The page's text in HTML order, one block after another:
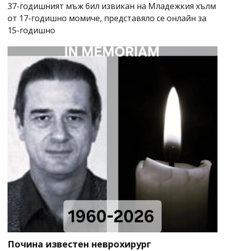
37-годишният мъж бил извикан на Младежкия хълм
от 17-годишно момиче, представяло се онлайн за
15-годишно
Почина известен неврохирург